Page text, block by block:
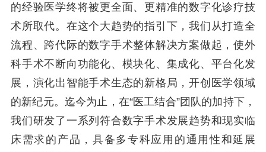
的经验医学终将被更全面、更精准的数字化诊疗技
术所取代。在这个大趋势的指引下，我们从打造全
流程、跨代际的数字手术整体解决方案做起，使外
科手术不断向功能化、模块化、集成化、平台化发
展，演化出智能手术生态的新格局，开创医学领域
的新纪元。迄今为止，在“医工结合”团队的加持下，
我们研发了一系列符合数字手术发展趋势和现实临
床需求的产品，具备多专科应用的通用性和延展